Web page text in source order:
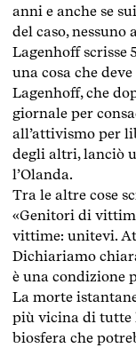
anni e anche se
del caso,
Lagenhoff scrisse
una cosa che
Lagenhoff, che
giornale per
all’attivismo per
degli altri, lanciò
l’Olanda.
Tra le altre cose
«Genitori di
vittime: unitevi.
Dichiariamo
è una condizione
La morte
più vicina di tutte
biosfera che